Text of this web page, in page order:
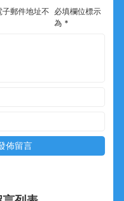
郵件地址不 必填欄位標示
為 *